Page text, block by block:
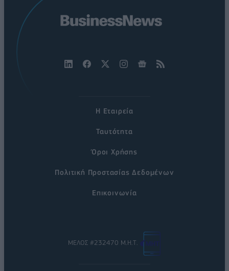
Η Εταιρεία
Ταυτότητα
Όροι Χρήσης
Πολιτική Προστασίας Δεδομένων
Επικοινωνία
ΜΕΛΟΣ #232470 Μ.Η.Τ.